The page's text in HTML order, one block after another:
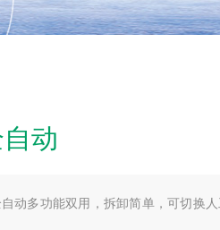
动
动多功能双用，拆卸简单，可切换